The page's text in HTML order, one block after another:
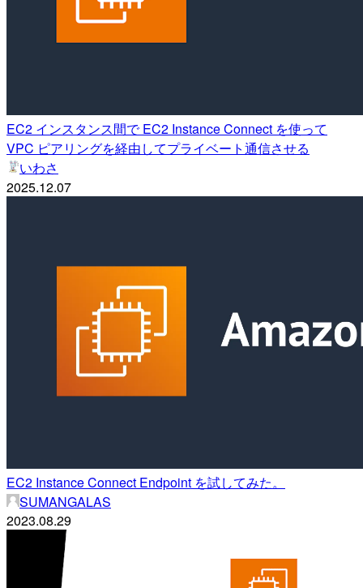
EC2 インスタンス間で EC2 Instance Connect を使って
VPC ピアリングを経由してプライベート通信させる
いわさ
2025.12.07
EC2 Instance Connect Endpoint を試してみた。
SUMANGALAS
2023.08.29